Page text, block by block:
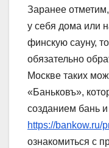
Заранее
у себя дома или
финскую сауну,
обязательно
Москве таких
«Баньковъ»,
созданием бань
https://bankow.ru/
ознакомиться с